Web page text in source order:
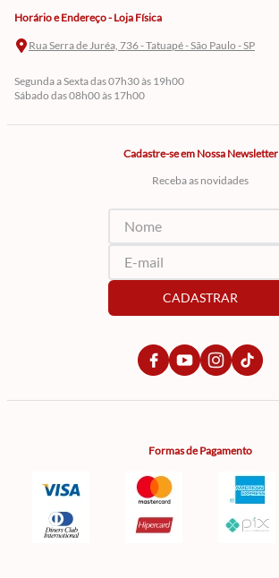
Horário e Endereço - Loja Física
Rua Serra de Juréa, 736 - Tatuapé - São Paulo - SP
Segunda a Sexta das 07h30 às 19h00
Sábado das 08h00 às 17h00
Cadastre-se em Nossa Newsletter
Receba as novidades
CADASTRAR
Formas de Pagamento